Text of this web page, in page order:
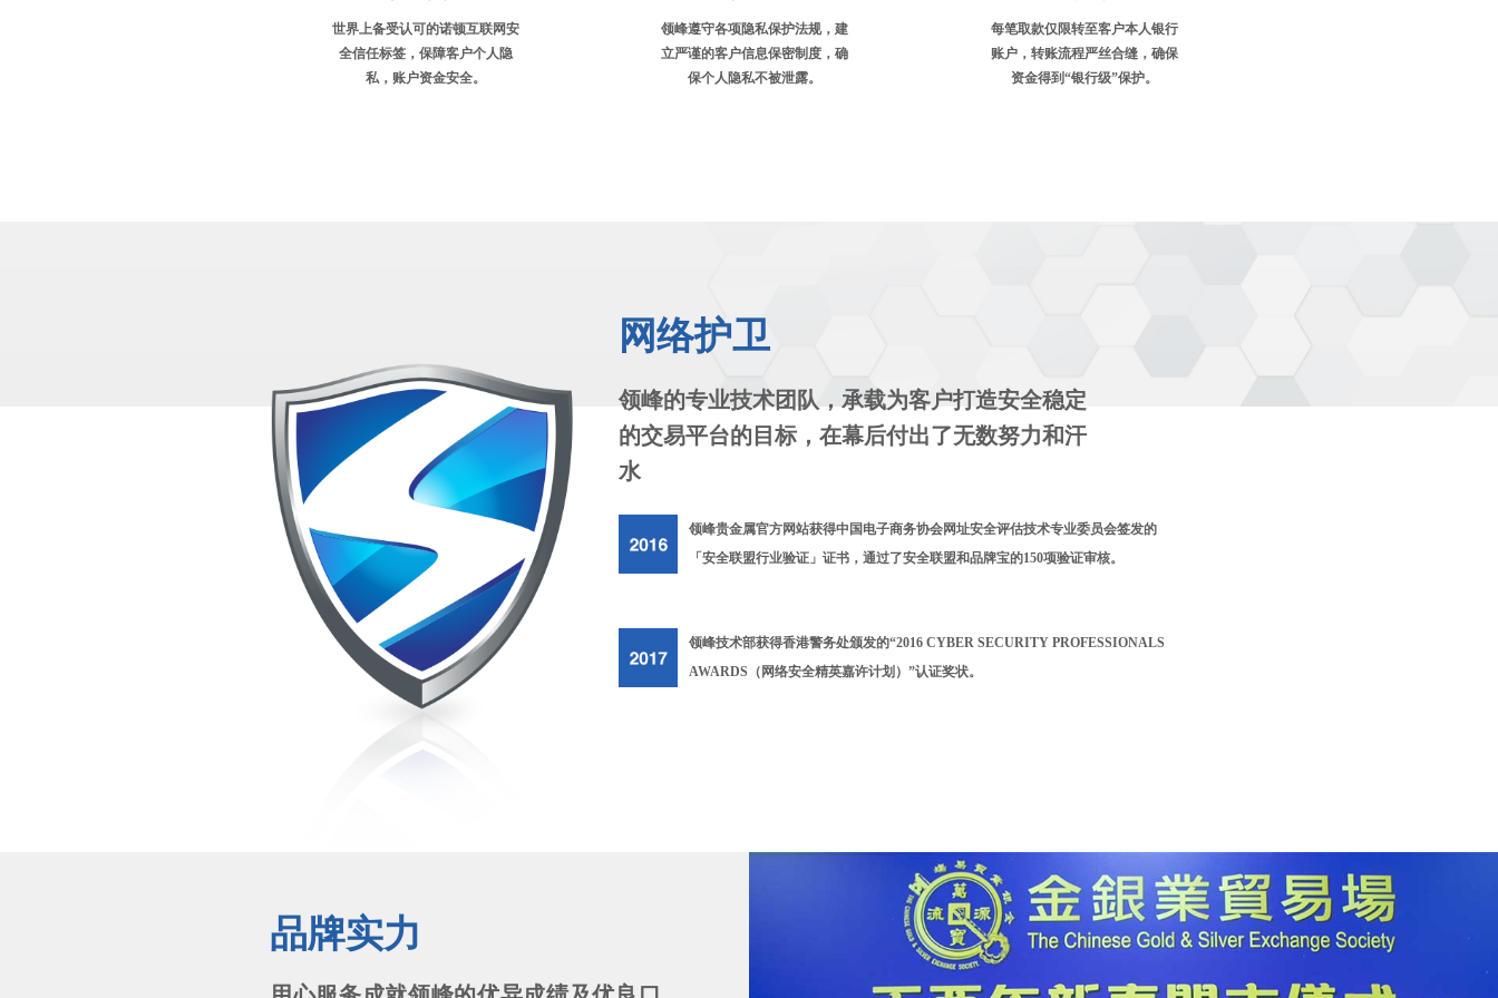
世界上备受认可的诺顿互联网安
全信任标签，保障客户个人隐
私，账户资金安全。
领峰遵守各项隐私保护法规，建
立严谨的客户信息保密制度，确
保个人隐私不被泄露。
每笔取款仅限转至客户本人银行
账户，转账流程严丝合缝，确保
资金得到“银行级”保护。
网络护卫
领峰的专业技术团队，承载为客户打造安全稳定
的交易平台的目标，在幕后付出了无数努力和汗
水
领峰贵金属官方网站获得中国电子商务协会网址安全评估技术专业委员会签发的
「安全联盟行业验证」证书，通过了安全联盟和品牌宝的150项验证审核。
领峰技术部获得香港警务处颁发的“2016 CYBER SECURITY PROFESSIONALS
AWARDS（网络安全精英嘉许计划）”认证奖状。
品牌实力